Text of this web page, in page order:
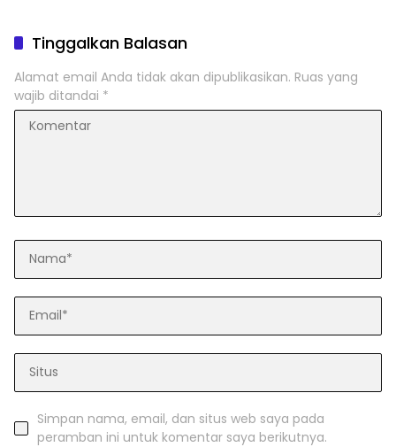
Tinggalkan Balasan
Alamat email Anda tidak akan dipublikasikan. Ruas yang
wajib ditandai *
Simpan nama, email, dan situs web saya pada
peramban ini untuk komentar saya berikutnya.